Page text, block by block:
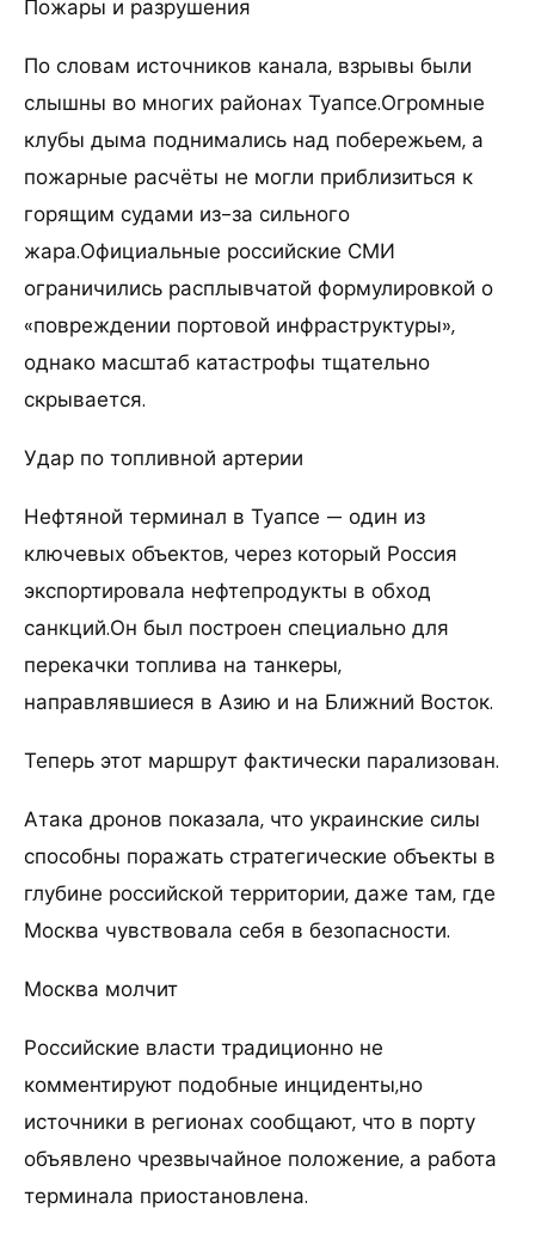
Пожары и разрушения
По словам источников канала, взрывы были
слышны во многих районах Туапсе.Огромные
клубы дыма поднимались над побережьем, а
пожарные расчёты не могли приблизиться к
горящим судами из-за сильного
жара.Официальные российские СМИ
ограничились расплывчатой формулировкой о
«повреждении портовой инфраструктуры»,
однако масштаб катастрофы тщательно
скрывается.
Удар по топливной артерии
Нефтяной терминал в Туапсе — один из
ключевых объектов, через который Россия
экспортировала нефтепродукты в обход
санкций.Он был построен специально для
перекачки топлива на танкеры,
направлявшиеся в Азию и на Ближний Восток.
Теперь этот маршрут фактически парализован.
Атака дронов показала, что украинские силы
способны поражать стратегические объекты в
глубине российской территории, даже там, где
Москва чувствовала себя в безопасности.
Москва молчит
Российские власти традиционно не
комментируют подобные инциденты,но
источники в регионах сообщают, что в порту
объявлено чрезвычайное положение, а работа
терминала приостановлена.